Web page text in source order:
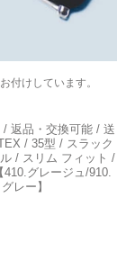
付けしています。
返品・交換可能 / 送
/ 35型 / スラック
/ スリム フィット /
グレージュ/910.
レー】